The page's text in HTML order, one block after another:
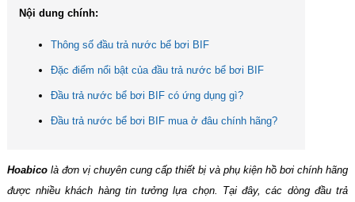
Nội dung chính:
Thông số đầu trả nước bể bơi BIF
Đặc điểm nổi bật của đầu trả nước bể bơi BIF
Đầu trả nước bể bơi BIF có ứng dụng gì?
Đầu trả nước bể bơi BIF mua ở đâu chính hãng?
Hoabicolà đơn vị chuyên cung cấp thiết bị và phụ kiện hồ bơi chính hãng
được nhiều khách hàng tin tưởng lựa chọn. Tại đây, các dòng đầu trả